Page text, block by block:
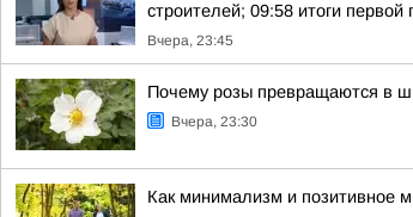
строителей; 09:58 итоги
Вчера, 23:45
Почему розы превращаются в
Вчера, 23:30
Как минимализм и позитивное